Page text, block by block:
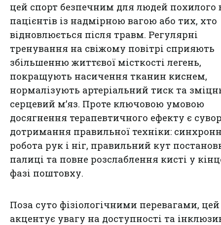
цей спорт безпечним для людей похилого
пацієнтів із надмірною вагою або тих, хто
відновлюється після травм. Регулярні
тренування на свіжому повітрі сприяють
збільшенню життєвої місткості легень,
покращують насичення тканин киснем,
нормалізують артеріальний тиск та
серцевий м’яз. Проте ключовою умовою
досягнення терапевтичного ефекту є
дотримання правильної техніки:
робота рук і ніг, правильний кут
палиці та повне розслаблення кисті у
фазі поштовху.
Поза суто фізіологічними перевагами,
акцентує увагу на доступності та